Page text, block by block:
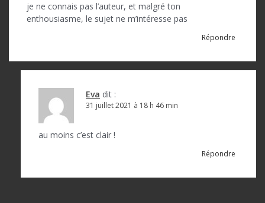
l
je ne connais pas l’auteur, et malgré ton
enthousiasme, le sujet ne m’intéresse pas
Répondre
Eva dit :
31 juillet 2021 à 18 h 46 min
au moins c’est clair !
Répondre